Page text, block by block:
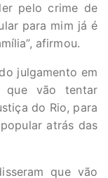
pelo crime de
para mim já é
afirmou.
julgamento em
que vão tentar
do Rio, para
atrás das
que vão